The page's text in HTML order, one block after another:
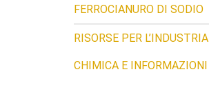
FERROCIANURO DI SODIO
RISORSE PER L’INDUSTRIA
CHIMICA E INFORMAZIONI